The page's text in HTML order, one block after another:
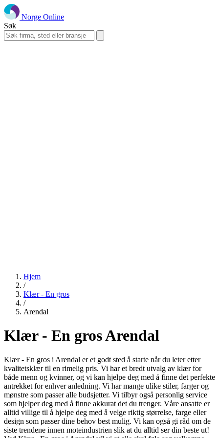
Norge Online
Søk
Hjem
/
Klær - En gros
/
Arendal
Klær - En gros Arendal
Klær - En gros i Arendal er et godt sted å starte når du leter etter
kvalitetsklær til en rimelig pris. Vi har et bredt utvalg av klær for
både menn og kvinner, og vi kan hjelpe deg med å finne det perfekte
antrekket for enhver anledning. Vi har mange ulike stiler, farger og
mønstre som passer alle budsjetter. Vi tilbyr også personlig service
som hjelper deg med å finne akkurat det du trenger. Våre ansatte er
alltid villige til å hjelpe deg med å velge riktig størrelse, farge eller
design som passer dine behov best mulig. Vi kan også gi råd om de
siste trendene innen moteindustrien slik at du alltid ser din beste ut!